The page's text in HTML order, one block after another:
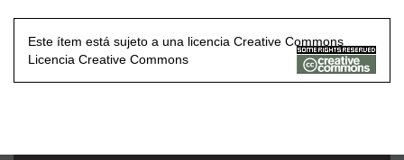
Este ítem está sujeto a una licencia Creative Commons
Licencia Creative Commons